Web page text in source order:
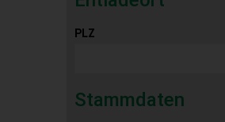
PLZ
Stammdaten